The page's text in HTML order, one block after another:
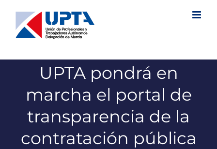
contenido
UPTA pondrá en
marcha el portal de
transparencia de la
contratación pública